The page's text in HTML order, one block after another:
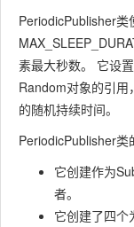
PeriodicPublisher类
素最大秒数。 它设置
Random对象的引用
的随机持续时间。
PeriodicPublisher类
它创建作为
者。
它创建了四个